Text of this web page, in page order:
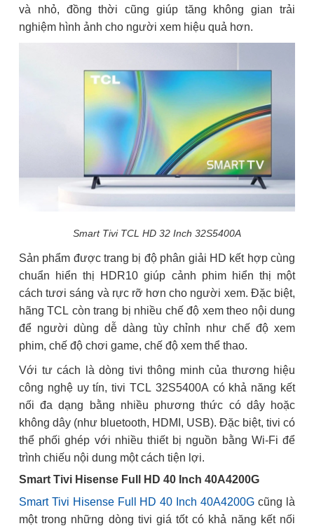
và nhỏ, đồng thời cũng giúp tăng không gian trải
nghiệm hình ảnh cho người xem hiệu quả hơn.
Smart Tivi TCL HD 32 Inch 32S5400A
Sản phẩm được trang bị độ phân giải HD kết hợp cùng
chuẩn hiển thị HDR10 giúp cảnh phim hiển thị một
cách tươi sáng và rực rỡ hơn cho người xem. Đặc biệt,
hãng TCL còn trang bị nhiều chế độ xem theo nội dung
để người dùng dễ dàng tùy chỉnh như chế độ xem
phim, chế độ chơi game, chế độ xem thể thao.
Với tư cách là dòng tivi thông minh của thương hiệu
công nghệ uy tín, tivi TCL 32S5400A có khả năng kết
nối đa dạng bằng nhiều phương thức có dây hoặc
không dây (như bluetooth, HDMI, USB). Đặc biệt, tivi có
thể phối ghép với nhiều thiết bị nguồn bằng Wi-Fi để
trình chiếu nội dung một cách tiện lợi.
Smart Tivi Hisense Full HD 40 Inch 40A4200G
Smart Tivi Hisense Full HD 40 Inch 40A4200G cũng là
một trong những dòng tivi giá tốt có khả năng kết nối